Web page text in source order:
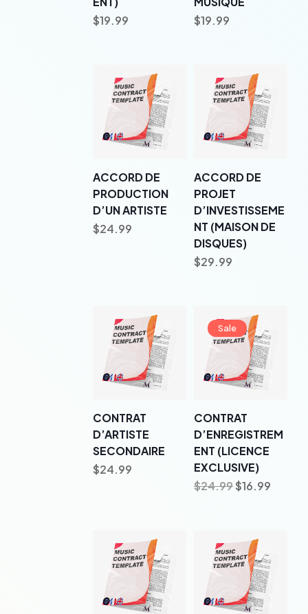
$19.99
$19.99
ACCORD DE
PRODUCTION
D’UN ARTISTE
$24.99
ACCORD DE
PROJET
D’INVESTISSEME
NT (MAISON DE
DISQUES)
$29.99
CONTRAT
D’ARTISTE
SECONDAIRE
$24.99
Sale
CONTRAT
D’ENREGISTREM
ENT (LICENCE
EXCLUSIVE)
$24.99$16.99